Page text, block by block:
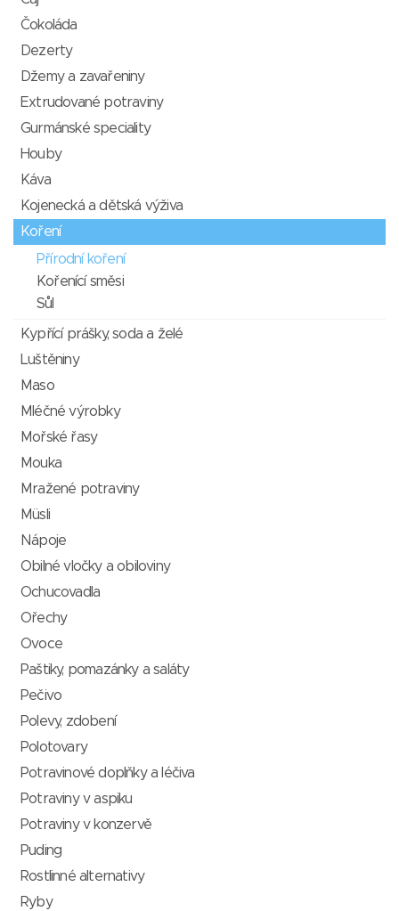
Čokoláda
Dezerty
Džemy a zavařeniny
Extrudované potraviny
Gurmánské speciality
Houby
Káva
Kojenecká a dětská výživa
Koření
Přírodní koření
Kořenící směsi
Sůl
Kypřící prášky, soda a želé
Luštěniny
Maso
Mléčné výrobky
Mořské řasy
Mouka
Mražené potraviny
Müsli
Nápoje
Obilné vločky a obiloviny
Ochucovadla
Ořechy
Ovoce
Paštiky, pomazánky a saláty
Pečivo
Polevy, zdobení
Polotovary
Potravinové doplňky a léčiva
Potraviny v aspiku
Potraviny v konzervě
Puding
Rostlinné alternativy
Ryby